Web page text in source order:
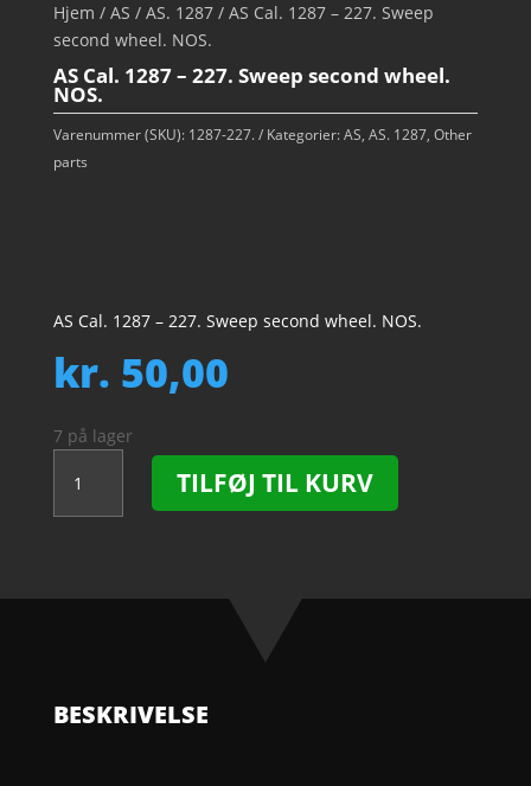
Hjem / AS / AS. 1287/ AS Cal. 1287 – 227. Sweep
second wheel. NOS.
AS Cal. 1287 – 227. Sweep second wheel.
NOS.
Varenummer (SKU): 1287-227. Kategorier:AS, AS. 1287, Other
parts
AS Cal. 1287 – 227. Sweep second wheel. NOS.
kr. 50,00
7 på lager
Cal.
1287
Sweep
antal
TILFØJ TIL KURV
BESKRIVELSE